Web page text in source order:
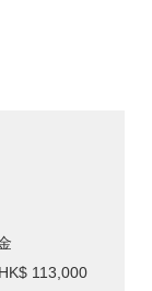
HK$ 113,000